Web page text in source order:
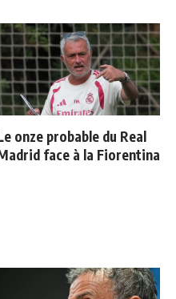
onze probable du Real
face à la Fiorentina